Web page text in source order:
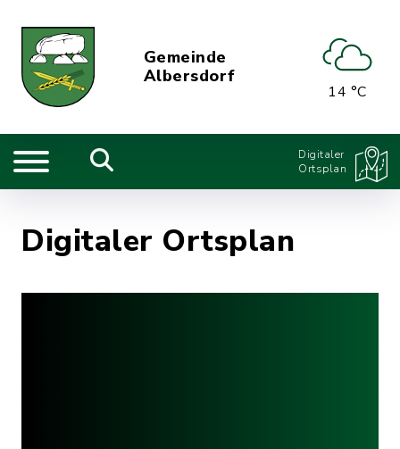
Gemeinde
Albersdorf
14 °C
Digitaler
Ortsplan
Digitaler Ortsplan